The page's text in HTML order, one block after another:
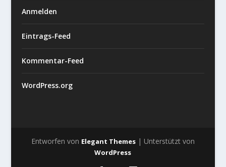
Anmelden
Eintrags-Feed
Kommentar-Feed
WordPress.org
Entworfen von Elegant Themes| Unterstützt von
WordPress